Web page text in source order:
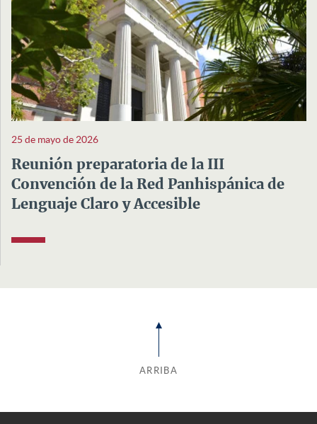
25 de mayo de 2026
Reunión preparatoria de la III
Convención de la Red Panhispánica de
Lenguaje Claro y Accesible
ARRIBA